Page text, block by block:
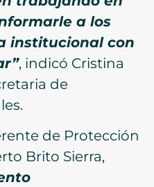
a los
institucional con
, indicó Cristina
de
de Protección
Brito Sierra,